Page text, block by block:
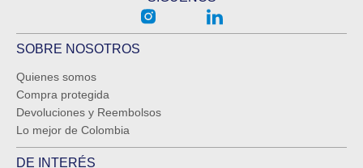
SOBRE NOSOTROS
Quienes somos
Compra protegida
Devoluciones y Reembolsos
Lo mejor de Colombia
DE INTERÉS